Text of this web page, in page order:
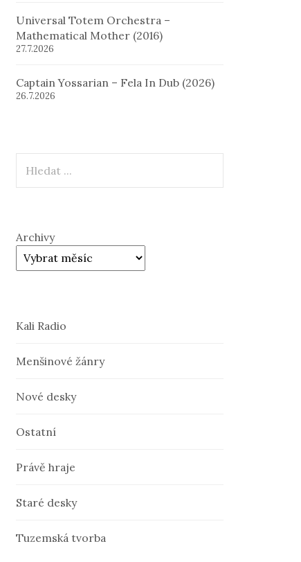
Universal Totem Orchestra –
Mathematical Mother (2016)
27.7.2026
Captain Yossarian – Fela In Dub (2026)
26.7.2026
Archivy
Kali Radio
Menšinové žánry
Nové desky
Ostatní
Právě hraje
Staré desky
Tuzemská tvorba